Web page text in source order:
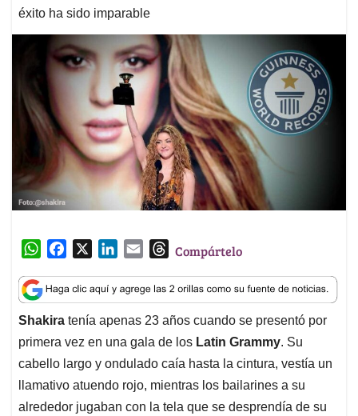
éxito ha sido imparable
W
a
t
s
A
p
p
c
e
b
o
o
k
n
k
e
d
I
n
a
i
l
T
r
e
a
d
s
Compártelo
Shakira tenía apenas 23 años cuando se presentó por
primera vez en una gala de los Latin Grammy. Su
cabello largo y ondulado caía hasta la cintura, vestía un
llamativo atuendo rojo, mientras los bailarines a su
alrededor jugaban con la tela que se desprendía de su